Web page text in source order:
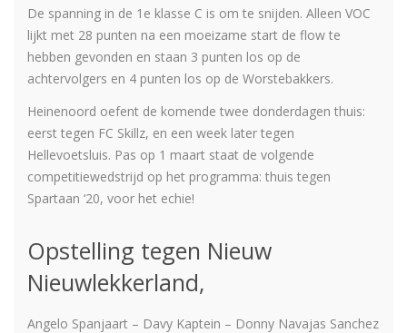
De spanning in de 1e klasse C is om te snijden. Alleen VOC
lijkt met 28 punten na een moeizame start de flow te
hebben gevonden en staan 3 punten los op de
achtervolgers en 4 punten los op de Worstebakkers.
Heinenoord oefent de komende twee donderdagen thuis:
eerst tegen FC Skillz, en een week later tegen
Hellevoetsluis. Pas op 1 maart staat de volgende
competitiewedstrijd op het programma: thuis tegen
Spartaan ‘20, voor het echie!
Opstelling tegen Nieuw
Nieuwlekkerland,
Angelo Spanjaart – Davy Kaptein – Donny Navajas Sanchez